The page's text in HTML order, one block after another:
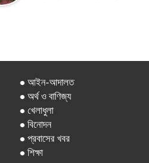
● আইন-আদালত
● অর্থ ও বাণিজ্য
● খেলাধুলা
● বিনোদন
● প্রবাসের খবর
● শিক্ষা